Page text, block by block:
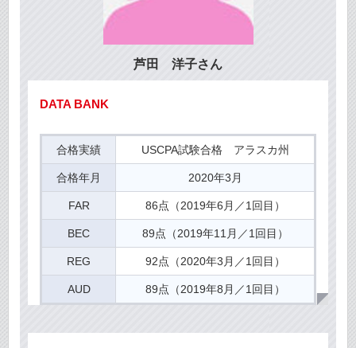
芦田 洋子さん
DATA BANK
合格実績 USCPA試験合格 アラスカ州
合格年月 2020年3月
FAR 86点（2019年6月／1回目）
BEC 89点（2019年11月／1回目）
REG 92点（2020年3月／1回目）
AUD 89点（2019年8月／1回目）